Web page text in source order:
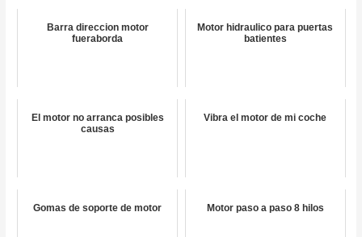
Barra direccion motor
fueraborda
Motor hidraulico para puertas
batientes
El motor no arranca posibles
causas
Vibra el motor de mi coche
Gomas de soporte de motor Motor paso a paso 8 hilos